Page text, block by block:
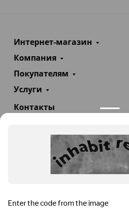
Интернет-магазин
Компания
Покупателям
Услуги
Контакты
info@teploexpert.com
Пн—Сб 09:00 – 18:00
TeploExpert.com © 2008 - 2026